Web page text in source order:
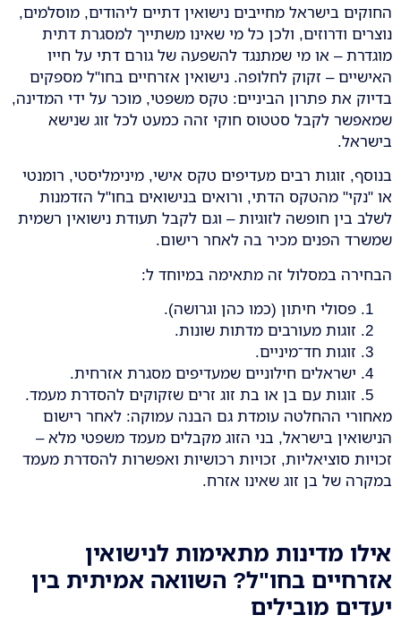
החוקים בישראל מחייבים נישואין דתיים ליהודים, מוסלמים,
נוצרים ודרוזים, ולכן כל מי שאינו משתייך למסגרת דתית
מוגדרת – או מי שמתנגד להשפעה של גורם דתי על חייו
האישיים – זקוק לחלופה. נישואין אזרחיים בחו"ל מספקים
בדיוק את פתרון הביניים: טקס משפטי, מוכר על ידי המדינה,
שמאפשר לקבל סטטוס חוקי זהה כמעט לכל זוג שנישא
בישראל.
בנוסף, זוגות רבים מעדיפים טקס אישי, מינימליסטי, רומנטי
או "נקי" מהטקס הדתי, ורואים בנישואים בחו"ל הזדמנות
לשלב בין חופשה לזוגיות – וגם לקבל תעודת נישואין רשמית
שמשרד הפנים מכיר בה לאחר רישום.
הבחירה במסלול זה מתאימה במיוחד ל:
פסולי חיתון (כמו כהן וגרושה).
זוגות מעורבים מדתות שונות.
זוגות חד־מיניים.
ישראלים חילוניים שמעדיפים מסגרת אזרחית.
זוגות עם בן או בת זוג זרים שזקוקים להסדרת מעמד.
מאחורי ההחלטה עומדת גם הבנה עמוקה: לאחר רישום
הנישואין בישראל, בני הזוג מקבלים מעמד משפטי מלא –
זכויות סוציאליות, זכויות רכושיות ואפשרות להסדרת מעמד
במקרה של בן זוג שאינו אזרח.
אילו מדינות מתאימות לנישואין
אזרחיים בחו"ל? השוואה אמיתית בין
יעדים מובילים